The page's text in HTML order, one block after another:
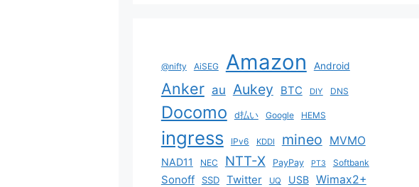
@nifty AiSEG Amazon Android
Anker au Aukey BTC DIY DNS
Docomo d払い Google HEMS
ingress IPv6 KDDI mineo MVMO
NAD11 NEC NTT-X PayPay PT3 Softbank
Sonoff SSD Twitter UQ USB Wimax2+